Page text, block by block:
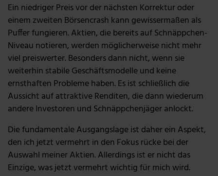
Ein niedriger Preis vor der nächsten Korrektur oder
einem zweiten Börsencrash kann gewissermaßen als
Puffer fungieren. Aktien, die bereits auf Schnäppchen-
Niveau notieren, werden möglicherweise nicht mehr
viel preiswerter. Besonders dann nicht, wenn sie
weiterhin stabile Geschäftsmodelle und keine
ernsthaften Probleme haben. Es ist schließlich die
Aussicht auf attraktive Renditen, die dann wiederum
andere Investoren und Schnäppchenjäger anlockt.
Die fundamentale Ausgangslage ist daher ein Aspekt,
den ich jetzt vermehrt in den Fokus rücke bei der
Auswahl meiner Aktien. Allerdings ist er nicht das
Einzige, was jetzt vermehrt wichtig für mich wird.